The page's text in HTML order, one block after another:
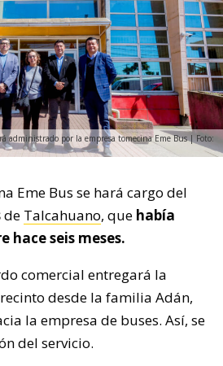
administrado por la empresa tomecina Eme Bus | Foto:
Eme Bus se hará cargo del
de Talcahuano, que había
hace seis meses.
comercial entregará la
desde la familia Adán,
la empresa de buses. Así, se
del servicio.